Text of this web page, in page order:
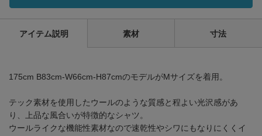
アイテム説明 素材 寸法
175cm B83cm-W66cm-H87cmのモデルがMサイズを着用。
テック素材を使用したウールのような質感と程よい光沢感があ
り、上品な風合いが特徴的なシャツ。
ウールライクな機能性素材なので速乾性やシワにもなりにくくイ